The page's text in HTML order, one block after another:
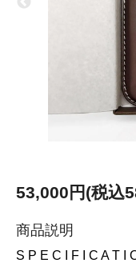
53,000円(税込
商品説明
S P E C I F I C A T I